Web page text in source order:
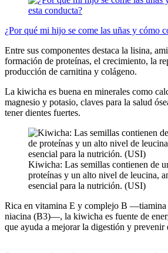
¿Por qué mi hijo se come las uñas y cómo
Entre sus componentes destaca la lisina,
formación de proteínas, el crecimiento, la
producción de carnitina y colágeno.
La kiwicha es buena en minerales como
magnesio y potasio, claves para la salud
tener dientes fuertes.
Kiwicha: Las semillas contienen de
proteínas y un alto nivel de leucina,
esencial para la nutrición. (USI)
Rica en vitamina E y complejo B
niacina (B3)—, la kiwicha es fuente de
que ayuda a mejorar la digestión y prevenir